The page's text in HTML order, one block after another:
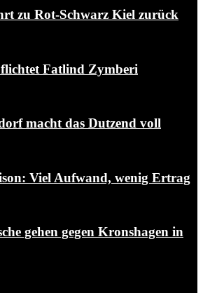
zu Rot-Schwarz Kiel zurück
Fatlind Zymberi
macht das Dutzend voll
Viel Aufwand, wenig Ertrag
gehen gegen Kronshagen in